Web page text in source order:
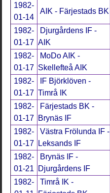
1982-
01-14
AIK - Färjestads BK
1982-
01-17
Djurgårdens IF -
AIK
1982-
01-17
MoDo AIK -
Skellefteå AIK
1982-
01-17
IF Björklöven -
Timrå IK
1982-
01-17
Färjestads BK -
Brynäs IF
1982-
01-17
Västra Frölunda IF -
Leksands IF
1982-
01-21
Brynäs IF -
Djurgårdens IF
1982-
Timrå IK -